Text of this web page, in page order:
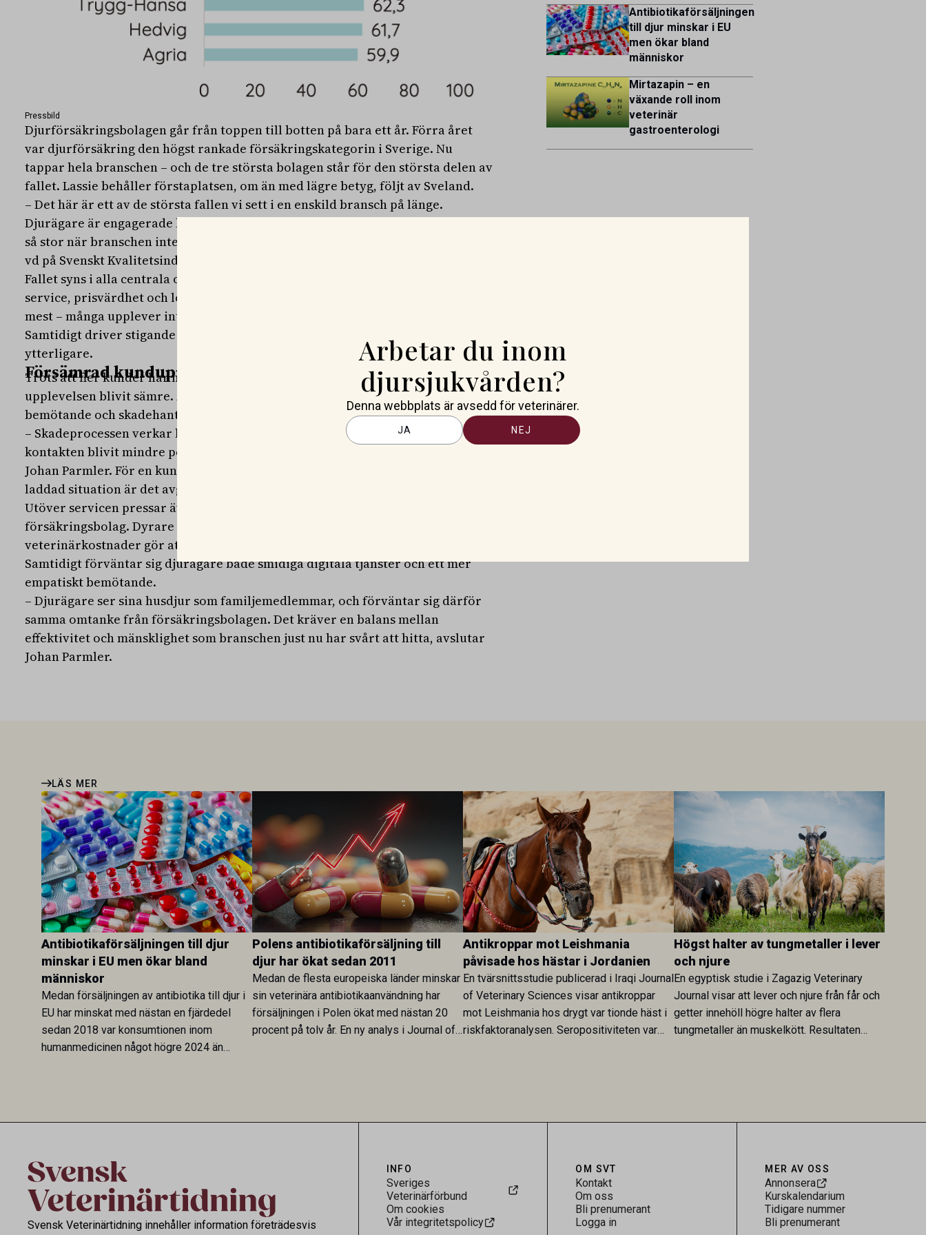
Pressbild
Djurförsäkringsbolagen går från toppen till botten på bara ett år. Förra året
var djurförsäkring den högst rankade försäkringskategorin i Sverige. Nu
tappar hela branschen – och de tre största bolagen står för den största delen av
fallet. Lassie behåller förstaplatsen, om än med lägre betyg, följt av Sveland.
– Det här är ett av de största fallen vi sett i en enskild bransch på länge.
Djurägare är engagerade kunder som ställer höga krav, och därför blir effekten
så stor när branschen inte lever upp till förväntningarna, säger Johan Parmler,
vd på Svenskt Kvalitetsindex.
Fallet syns i alla centrala områden: image, förväntningar, produktkvalitet,
service, prisvärdhet och lojalitet. Tappet i lojalitet och prisvärdhet sticker ut
mest – många upplever inte längre att försäkringen motsvarar vad den kostar.
Samtidigt driver stigande veterinärkostnader och ökade premier missnöjet
ytterligare.
Försämrad kundupplevelse
Trots att fler kunder har haft kontakt med sina försäkringsbolag i år har
upplevelsen blivit sämre. Andelen klagomål ökar tydligt, och betygen för
bemötande och skadehantering sjunker.
– Skadeprocessen verkar ha effektiviserats, men kunderna upplever att
kontakten blivit mindre personlig och att bolagen är mindre proaktiva, säger
Johan Parmler. För en kundgrupp som ofta befinner sig i en känslomässigt
laddad situation är det avgörande.
Utöver servicen pressar även ekonomin relationen mellan djurägare och
försäkringsbolag. Dyrare premier, högre självrisker och ökade
veterinärkostnader gör att färre tycker att försäkringen ger rimligt värde.
Samtidigt förväntar sig djurägare både smidiga digitala tjänster och ett mer
empatiskt bemötande.
– Djurägare ser sina husdjur som familjemedlemmar, och förväntar sig därför
samma omtanke från försäkringsbolagen. Det kräver en balans mellan
effektivitet och mänsklighet som branschen just nu har svårt att hitta, avslutar
Johan Parmler.
Antibiotikaförsäljningen
till djur minskar i EU
men ökar bland
människor
Mirtazapin – en
växande roll inom
veterinär
gastroenterologi
LÄS MER
Antibiotikaförsäljningen till djur
minskar i EU men ökar bland
människor
Medan försäljningen av antibiotika till djur i
EU har minskat med nästan en fjärdedel
sedan 2018 var konsumtionen inom
humanmedicinen något högre 2024 än
Polens antibiotikaförsäljning till
djur har ökat sedan 2011
Medan de flesta europeiska länder minskar
sin veterinära antibiotikaanvändning har
försäljningen i Polen ökat med nästan 20
procent på tolv år. En ny analys i Journal of
Antikroppar mot Leishmania
påvisade hos hästar i Jordanien
En tvärsnittsstudie publicerad i Iraqi Journal
of Veterinary Sciences visar antikroppar
mot Leishmania hos drygt var tionde häst i
riskfaktoranalysen. Seropositiviteten var
Högst halter av tungmetaller i lever
och njure
En egyptisk studie i Zagazig Veterinary
Journal visar att lever och njure från får och
getter innehöll högre halter av flera
tungmetaller än muskelkött. Resultaten
Svensk Veterinärtidning innehåller information företrädesvis
INFO
Sveriges
Veterinärförbund
Om cookies
Vår integritetspolicy
OM SVT
Kontakt
Om oss
Bli prenumerant
Logga in
MER AV OSS
Annonsera
Kurskalendarium
Tidigare nummer
Bli prenumerant
Arbetar du inom
djursjukvården?
Denna webbplats är avsedd för veterinärer.
JA NEJ